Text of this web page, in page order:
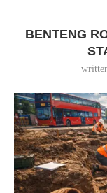
BENTENG